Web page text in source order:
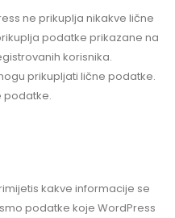
ne prikuplja nikakve lične
podatke prikazane na
korisnika.
prikupljati lične podatke.
podatke.
kakve informacije se
podatke koje WordPress